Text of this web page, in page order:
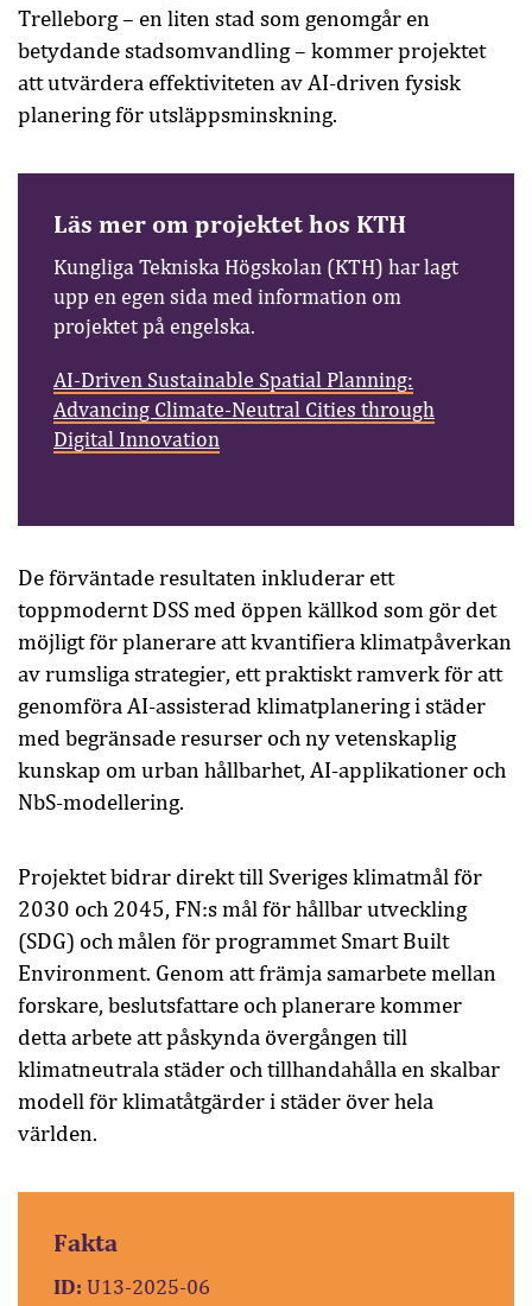
Trelleborg – en liten stad som genomgår en
betydande stadsomvandling – kommer projektet
att utvärdera effektiviteten av AI-driven fysisk
planering för utsläppsminskning.
Läs mer om projektet hos KTH
Kungliga Tekniska Högskolan (KTH) har lagt
upp en egen sida med information om
projektet på engelska.
AI-Driven Sustainable Spatial Planning:
Advancing Climate-Neutral Cities through
Digital Innovation
De förväntade resultaten inkluderar ett
toppmodernt DSS med öppen källkod som gör det
möjligt för planerare att kvantifiera klimatpåverkan
av rumsliga strategier, ett praktiskt ramverk för att
genomföra AI-assisterad klimatplanering i städer
med begränsade resurser och ny vetenskaplig
kunskap om urban hållbarhet, AI-applikationer och
NbS-modellering.
Projektet bidrar direkt till Sveriges klimatmål för
2030 och 2045, FN:s mål för hållbar utveckling
(SDG) och målen för programmet Smart Built
Environment. Genom att främja samarbete mellan
forskare, beslutsfattare och planerare kommer
detta arbete att påskynda övergången till
klimatneutrala städer och tillhandahålla en skalbar
modell för klimatåtgärder i städer över hela
världen.
Fakta
ID: U13-2025-06